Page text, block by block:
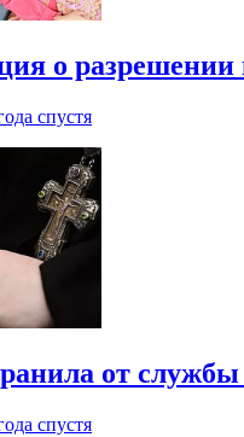
о разрешении
спустя
от
спустя